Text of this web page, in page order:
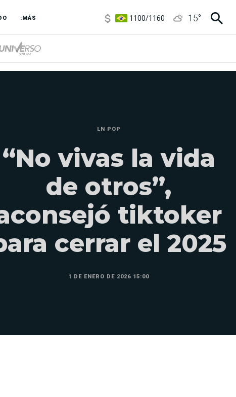
:MÁS
3,8/4
6850/7200
15°
LN POP
“No vivas la vida
de otros”,
tiktoker
cerrar el 2025
1 DE ENERO DE 2026 15:00